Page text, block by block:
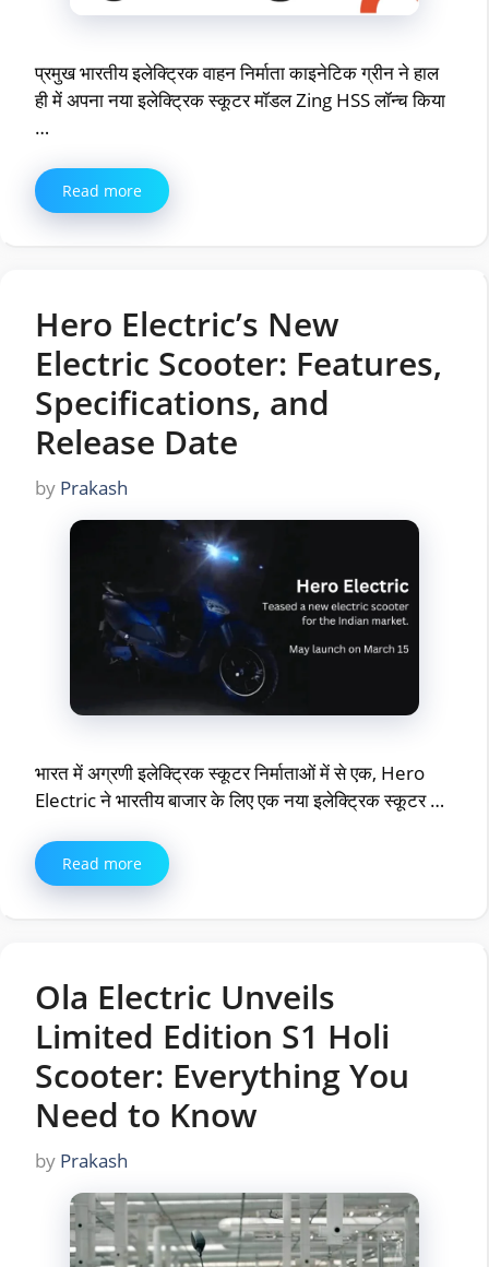
प्रमुख भारतीय इलेक्ट्रिक वाहन निर्माता काइनेटिक ग्रीन ने हाल
ही में अपना नया इलेक्ट्रिक स्कूटर मॉडल Zing HSS लॉन्च किया
…
Read more
Hero Electric’s New
Electric Scooter: Features,
Specifications, and
Release Date
by Prakash
भारत में अग्रणी इलेक्ट्रिक स्कूटर निर्माताओं में से एक, Hero
Electric ने भारतीय बाजार के लिए एक नया इलेक्ट्रिक स्कूटर …
Read more
Ola Electric Unveils
Limited Edition S1 Holi
Scooter: Everything You
Need to Know
by Prakash